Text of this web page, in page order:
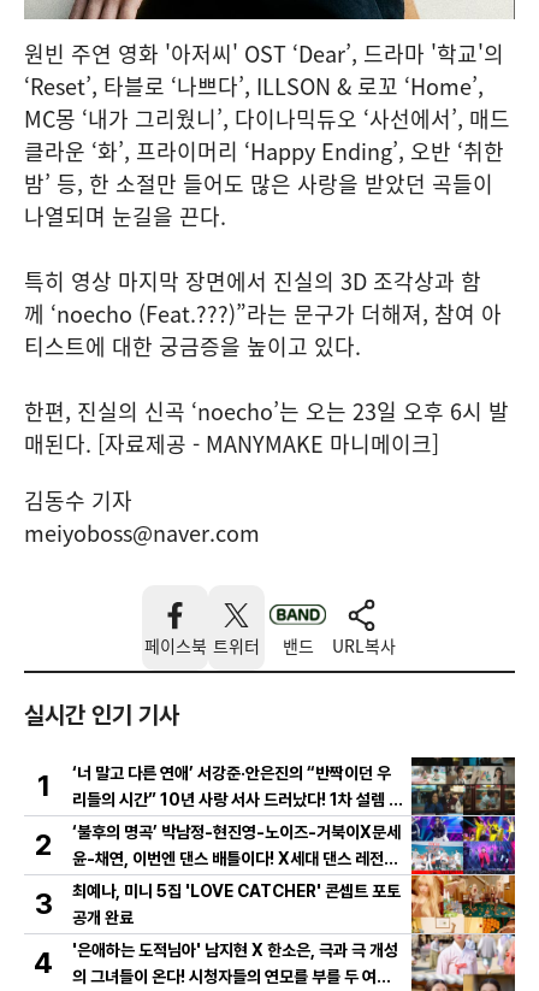
원빈 주연 영화 '아저씨' OST ‘Dear’, 드라마 '학교'의
‘Reset’, 타블로 ‘나쁘다’, ILLSON & 로꼬 ‘Home’,
MC몽 ‘내가 그리웠니’, 다이나믹듀오 ‘사선에서’, 매드
클라운 ‘화’, 프라이머리 ‘Happy Ending’, 오반 ‘취한
밤’ 등, 한 소절만 들어도 많은 사랑을 받았던 곡들이
나열되며 눈길을 끈다.
특히 영상 마지막 장면에서 진실의 3D 조각상과 함
께 ‘noecho (Feat.???)”라는 문구가 더해져, 참여 아
티스트에 대한 궁금증을 높이고 있다.
한편, 진실의 신곡 ‘noecho’는 오는 23일 오후 6시 발
매된다. [자료제공 - MANYMAKE 마니메이크]
김동수 기자
meiyoboss@naver.com
페이스북 트위터 밴드 URL복사
실시간 인기 기사
1
‘너 말고 다른 연애’ 서강준·안은진의 “반짝이던 우
리들의 시간” 10년 사랑 서사 드러났다! 1차 설렘 티
저 영상 공개!
2
‘불후의 명곡’ 박남정-현진영-노이즈-거북이X문세
윤-채연, 이번엔 댄스 배틀이다! X세대 댄스 레전드
총출동! 댄스 본능 깨운다!
3
최예나, 미니 5집 'LOVE CATCHER' 콘셉트 포토
공개 완료
4
'은애하는 도적님아' 남지현 X 한소은, 극과 극 개성
의 그녀들이 온다! 시청자들의 연모를 부를 두 여인